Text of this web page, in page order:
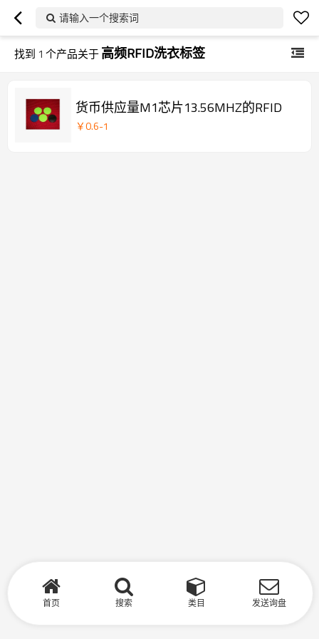
请输入一个搜索词
找到 1 个产品关于高频RFID洗衣标签
货币供应量M1芯片13.56MHZ的RFID
￥0.6-1
首页 搜索 类目 发送询盘